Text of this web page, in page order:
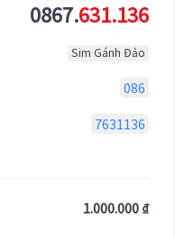
0867.631.136
Sim Gánh Đảo
086
7631136
1.000.000 ₫